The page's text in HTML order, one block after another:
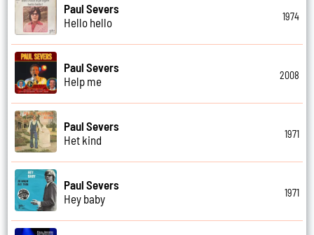
Paul Severs
Hello hello
1974
Paul Severs
Help me
2008
Paul Severs
Het kind
1971
Paul Severs
Hey baby
1971